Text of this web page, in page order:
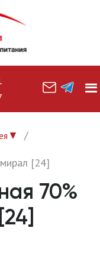
▼
[24]
70%